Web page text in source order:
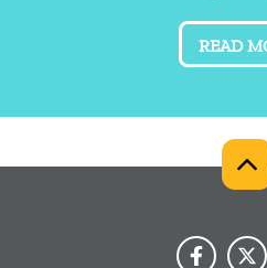
READ